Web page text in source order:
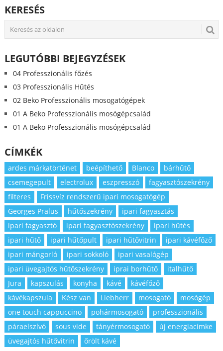
KERESÉS
LEGUTÓBBI BEJEGYZÉSEK
04 Professzionális főzés
03 Professzionális Hűtés
02 Beko Professzionális mosogatógépek
01 A Beko Professzionális mosógépcsalád
01 A Beko Professzionális mosógépcsalád
CÍMKÉK
ardes márkatörténet beépíthető Blanco
bárhűtő
csemegepult
electrolux eszpresszó
fagyasztószekrény
filteres
Frissvíz rendszerű ipari mosogatógép
Georges Pralus
hűtőszekrény
ipari fagyasztás
ipari fagyasztó
ipari fagyasztószekrény
ipari hűtés
ipari hűtő
ipari hűtőpult ipari hűtővitrin
ipari kávéfőző
ipari mángorló
ipari sokkoló
ipari vasalógép
ipari üvegajtós hűtőszekrény
iprai borhűtő
italhűtő
Jura
kapszulás konyha kávé
kávéfőző
kávékapszula
Kész van Liebherr mosogató
mosógép
one touch cappuccino
pohármosogató
professzionális
páraelszívó
sous vide tányérmosogató
új energiacimke
üvegajtós hűtővitrin
őrölt kávé